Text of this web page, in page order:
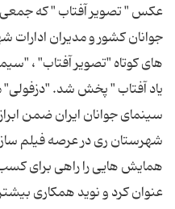
عکس " تصویر آفتاب " که
جوانان کشور و مدیران
های کوتاه "تصویر آفتاب" ،
یاد آفتاب " پخش شد.
سینمای جوانان ایران ضمن
شهرستان ری در عرصه فیلم
همایش هایی را راهی برای کسب
عنوان کرد و نوید همکاری